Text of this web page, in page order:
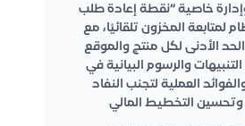
خاصية “نقطة إعادة طلب
لمتابعة المخزون تلقائيًا، مع
الأدنى لكل منتج والموقع
والرسوم البيانية في
العملية لتجنب النفاد
وتحسين التخطيط المالي